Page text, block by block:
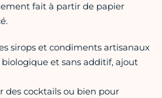
fait à partir de papier
sirops et condiments artisanaux
et sans additif, ajout
des cocktails ou bien pour